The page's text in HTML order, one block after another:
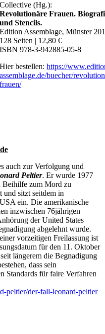
Collective (Hg.):
Revolutionäre Frauen.
und Stencils.
Edition Assemblage, Münster
128 Seiten | 12,80 €
ISBN 978-3-942885-05-8
Hier bestellen: https://
assemblage.de/buecher/
frauen/
auch zur Verfolgung und
Peltier. Er wurde 1977
Beihilfe zum Mord zu
und sitzt seitdem in
ein. Die amerikanische
inzwischen 76jährigen
der United States
abgelehnt wurde.
vorzeitigen Freilassung ist
für den 11. Oktober
längerem die Begnadigung
dass sein
Standards für faire Verfahren
peltier/der-fall-leonard-peltier